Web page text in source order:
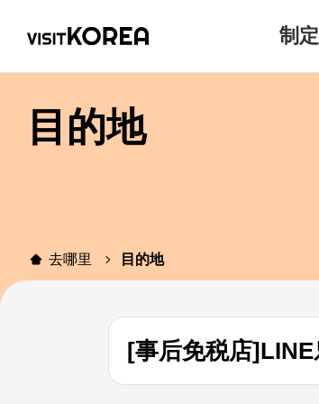
制
目的地
去哪里 目的地
[事后免税店